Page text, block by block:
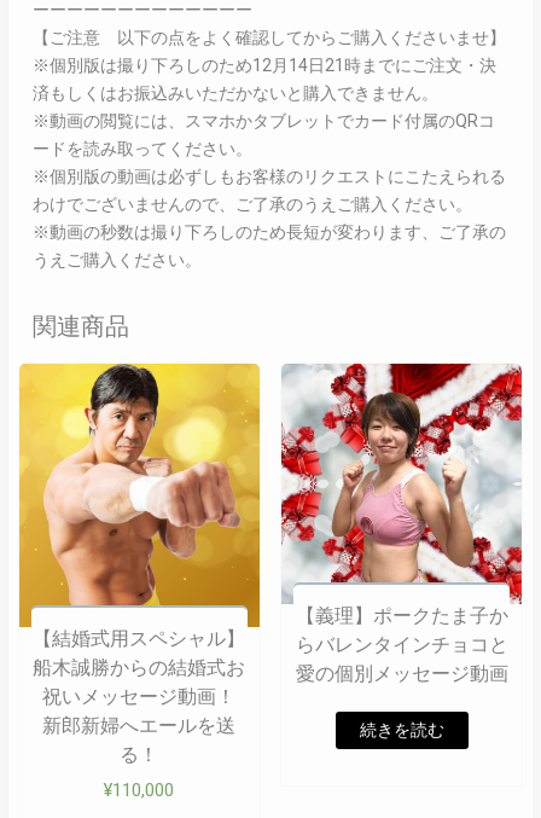
ーーーーーーーーーーーーー
【ご注意 以下の点をよく確認してからご購入くださいませ】
※個別版は撮り下ろしのため12月14日21時までにご注文・決
済もしくはお振込みいただかないと購入できません。
※動画の閲覧には、スマホかタブレットでカード付属のQRコ
ードを読み取ってください。
※個別版の動画は必ずしもお客様のリクエストにこたえられる
わけでございませんので、ご了承のうえご購入ください。
※動画の秒数は撮り下ろしのため長短が変わります、ご了承の
うえご購入ください。
関連商品
【結婚式用スペシャル】
船木誠勝からの結婚式お
祝いメッセージ動画！
新郎新婦へエールを送
る！
¥110,000
【義理】ポークたま子か
らバレンタインチョコと
愛の個別メッセージ動画
続きを読む